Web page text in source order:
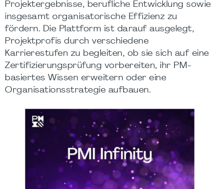
Projektergebnisse, berufliche Entwicklung sowie
insgesamt organisatorische Effizienz zu
fördern. Die Plattform ist darauf ausgelegt,
Projektprofis durch verschiedene
Karrierestufen zu begleiten, ob sie sich auf eine
Zertifizierungsprüfung vorbereiten, ihr PM-
basiertes Wissen erweitern oder eine
Organisationsstrategie aufbauen.